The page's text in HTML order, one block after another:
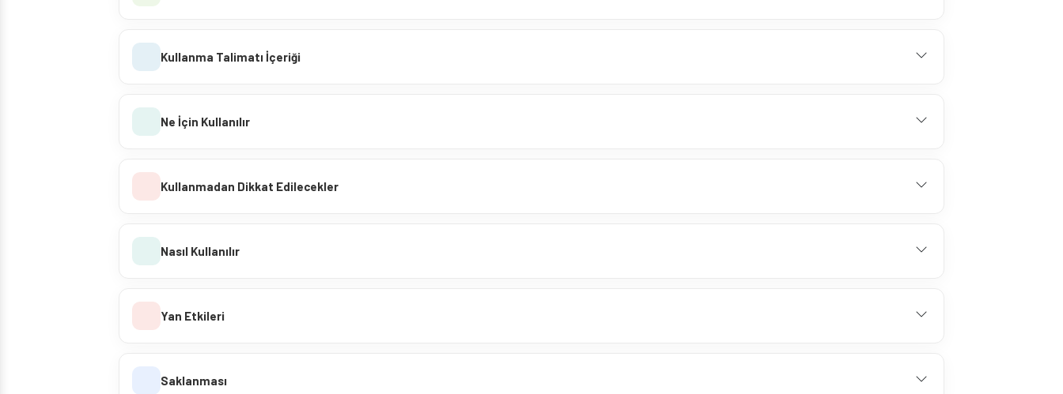
Kullanma Talimatı İçeriği
Ne İçin Kullanılır
Kullanmadan Dikkat Edilecekler
Nasıl Kullanılır
Yan Etkileri
Saklanması